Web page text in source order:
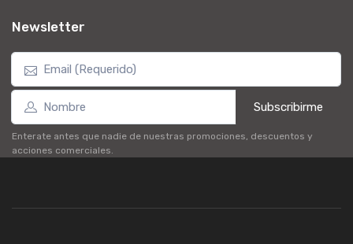
Newsletter
Subscribirme
Enterate antes que nadie de nuestras promociones, descuentos y
acciones comerciales.